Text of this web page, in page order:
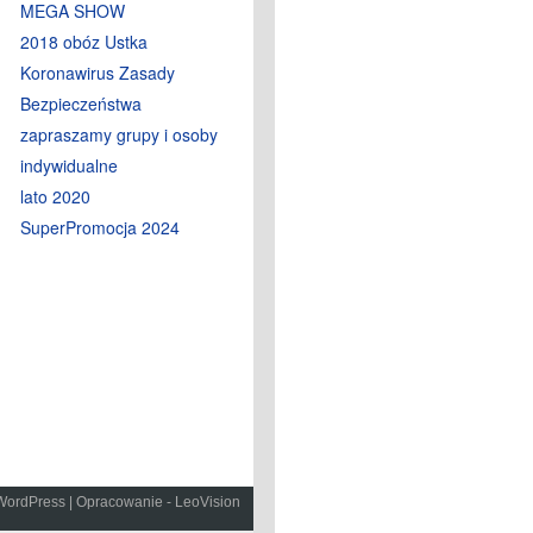
MEGA SHOW
2018 obóz Ustka
Koronawirus Zasady
Bezpieczeństwa
zapraszamy grupy i osoby
indywidualne
lato 2020
SuperPromocja 2024
Opracowanie - LeoVision